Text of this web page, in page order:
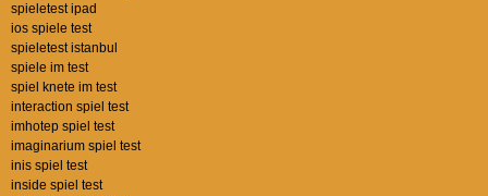
spieletest ipad
ios spiele test
spieletest istanbul
spiele im test
spiel knete im test
interaction spiel test
imhotep spiel test
imaginarium spiel test
inis spiel test
inside spiel test